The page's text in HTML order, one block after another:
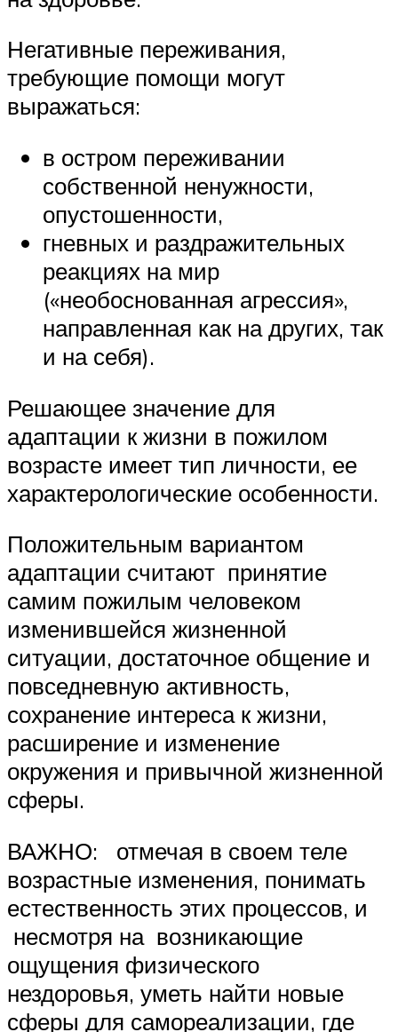
Негативные переживания,
требующие помощи могут
выражаться:
в остром переживании
собственной ненужности,
опустошенности,
гневных и раздражительных
реакциях на мир
(«необоснованная агрессия»,
направленная как на других, так
и на себя).
Решающее значение для
адаптации к жизни в пожилом
возрасте имеет тип личности, ее
характерологические особенности.
Положительным вариантом
адаптации считают принятие
самим пожилым человеком
изменившейся жизненной
ситуации, достаточное общение и
повседневную активность,
сохранение интереса к жизни,
расширение и изменение
окружения и привычной жизненной
сферы.
ВАЖНО: отмечая в своем теле
возрастные изменения, понимать
естественность этих процессов, и
несмотря на возникающие
ощущения физического
нездоровья, уметь найти новые
сферы для самореализации, где